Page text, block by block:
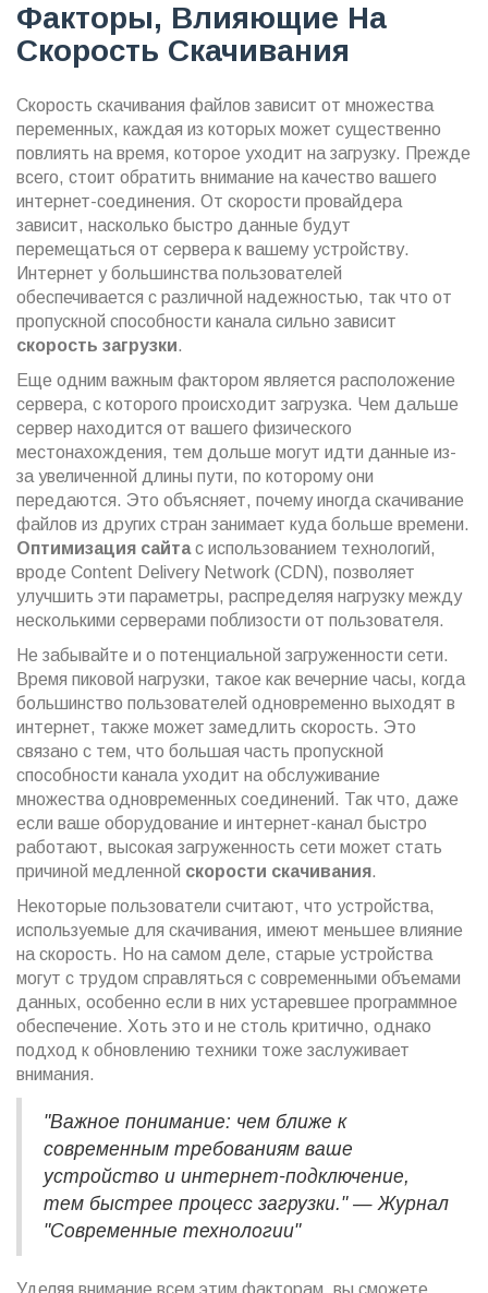
Факторы, Влияющие На
Скорость Скачивания
Скорость скачивания файлов зависит от множества
переменных, каждая из которых может существенно
повлиять на время, которое уходит на загрузку. Прежде
всего, стоит обратить внимание на качество вашего
интернет-соединения. От скорости провайдера
зависит, насколько быстро данные будут
перемещаться от сервера к вашему устройству.
Интернет у большинства пользователей
обеспечивается с различной надежностью, так что от
пропускной способности канала сильно зависит
скорость загрузки.
Еще одним важным фактором является расположение
сервера, с которого происходит загрузка. Чем дальше
сервер находится от вашего физического
местонахождения, тем дольше могут идти данные из-
за увеличенной длины пути, по которому они
передаются. Это объясняет, почему иногда скачивание
файлов из других стран занимает куда больше времени.
Оптимизация сайтас использованием технологий,
вроде Content Delivery Network (CDN), позволяет
улучшить эти параметры, распределяя нагрузку между
несколькими серверами поблизости от пользователя.
Не забывайте и о потенциальной загруженности сети.
Время пиковой нагрузки, такое как вечерние часы, когда
большинство пользователей одновременно выходят в
интернет, также может замедлить скорость. Это
связано с тем, что большая часть пропускной
способности канала уходит на обслуживание
множества одновременных соединений. Так что, даже
если ваше оборудование и интернет-канал быстро
работают, высокая загруженность сети может стать
причиной медленной скорости скачивания.
Некоторые пользователи считают, что устройства,
используемые для скачивания, имеют меньшее влияние
на скорость. Но на самом деле, старые устройства
могут с трудом справляться с современными объемами
данных, особенно если в них устаревшее программное
обеспечение. Хоть это и не столь критично, однако
подход к обновлению техники тоже заслуживает
внимания.
"Важное понимание: чем ближе к
современным требованиям ваше
устройство и интернет-подключение,
тем быстрее процесс загрузки." — Журнал
"Современные технологии"
Уделяя внимание всем этим факторам, вы сможете